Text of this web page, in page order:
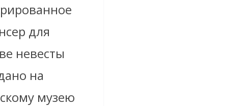
для
невесты
на
музею